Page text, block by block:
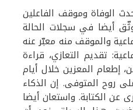
الوفاة وموقف الفاعلين
أيضا في سجلات الحالة
والموقف منه معبّر عنه
تقديم التعازي، قراءة
إطعام المعزين خلال أيام
روح المتوفى. إن الذكاء
عن الكتابة. واستعان أيضا